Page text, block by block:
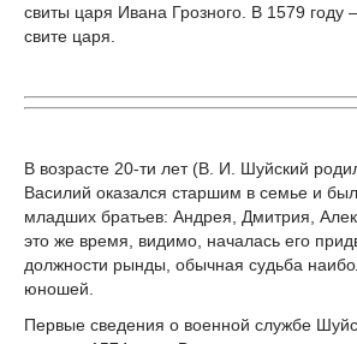
свиты царя Ивана Грозного. В 1579 году
свите царя.
В возрасте 20-ти лет (В. И. Шуйский
Василий оказался старшим в семье и
младших братьев: Андрея, Дмитрия,
это же время, видимо, началась его
должности рынды, обычная судьба
юношей.
Первые сведения о военной службе